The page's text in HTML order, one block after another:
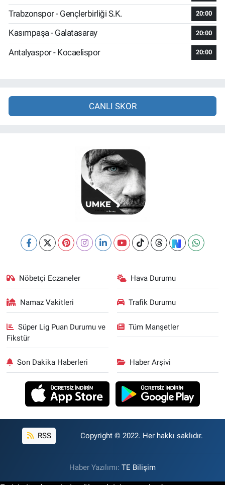
Trabzonspor - Gençlerbirliği S.K. 20:00
Kasımpaşa - Galatasaray 20:00
Antalyaspor - Kocaelispor 20:00
CANLI SKOR
Nöbetçi Eczaneler Hava Durumu
Namaz Vakitleri Trafik Durumu
Süper Lig Puan Durumu ve
Fikstür
Tüm Manşetler
Son Dakika Haberleri Haber Arşivi
RSS Copyright © 2022. Her hakkı saklıdır.
Haber Yazılımı: TE Bilişim